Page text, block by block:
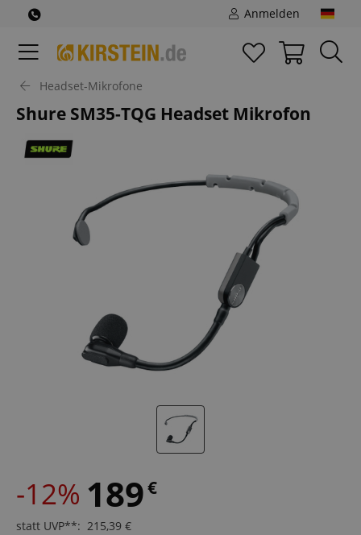
Anmelden
Headset-Mikrofone
Shure SM35-TQG Headset Mikrofon
-12% 189€
statt UVP**: 215,39 €